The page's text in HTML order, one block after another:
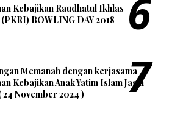
Kebajikan Raudhatul Ikhlas
BOWLING DAY 2018
Memanah dengan kerjasama
Kebajikan Anak Yatim Islam Jasin
24 November 2024 )